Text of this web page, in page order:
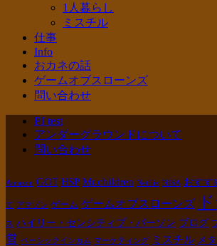
1人暮らし
ミスチル
仕事
Info
おカネの話
ゲームオブスローンズ
問い合わせ
PJ test
アンダーグラウンドについて
問い合わせ
Amazon GOT HSP Mr.children Netflix NISA おすす
て アマゾン ゲーム ゲームオブスローンズ
ス ハイリー・センシティブ・パーソン ブログ
営 ベーシックインカム マーケティング ミスチル メ